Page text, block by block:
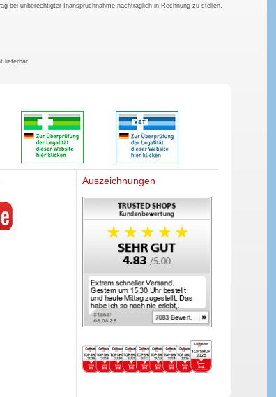
bei unberechtigter Inanspruchnahme nachträglich in Rechnung zu stellen.
lieferbar
Auszeichnungen